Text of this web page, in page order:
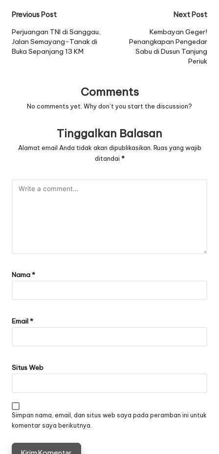
Post
navigation
Previous Post
Perjuangan TNI di Sanggau,
Jalan Semayang-Tanak di
Buka Sepanjang 13 KM
Next Post
Kembayan Geger!
Penangkapan Pengedar
Sabu di Dusun Tanjung
Periuk
Comments
No comments yet. Why don’t you start the discussion?
Tinggalkan Balasan
Alamat email Anda tidak akan dipublikasikan. Ruas yang wajib
ditandai *
Nama*
Email*
Situs Web
Simpan nama, email, dan situs web saya pada peramban ini untuk
komentar saya berikutnya.